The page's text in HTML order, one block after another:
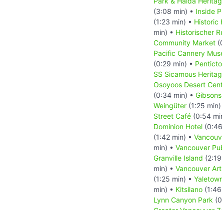
(3:08 min) • Inside
(1:23 min) • Historic
min) • Historischer
Community Market
Pacific Cannery
(0:29 min) •
SS Sicamous
Osoyoos Desert
(0:34 min) • Gibsons
Weingüter (1:25 min)
Street Café (0:54
Dominion Hotel
(1:42 min) •
min) • Vancouver
Granville Island
min) • Vancouver
(1:25 min) •
min) • Kitsilano
Lynn Canyon Park